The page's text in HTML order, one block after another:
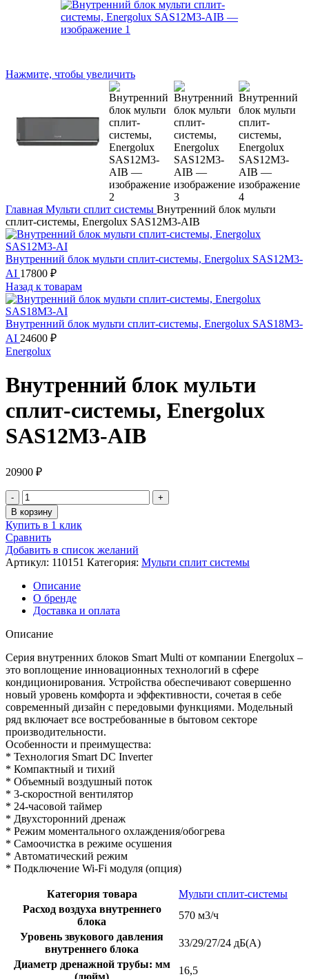
Нажмите, чтобы увеличить
Главная Мульти сплит системы Внутренний блок мульти
сплит-системы, Energolux SAS12M3-AIB
Внутренний блок мульти сплит-системы, Energolux SAS12M3-
AI 17800 ₽
Назад к товарам
Внутренний блок мульти сплит-системы, Energolux SAS18M3-
AI 24600 ₽
Energolux
Внутренний блок мульти
сплит-системы, Energolux
SAS12M3-AIB
20900 ₽
Количество
товара
Внутренний
блок
мульти
сплит-
системы,
Energolux
SAS12M3-
AIB
В корзину
Купить в 1 клик
Сравнить
Добавить в список желаний
Артикул: 110151 Категория: Мульти сплит системы
Описание
О бренде
Доставка и оплата
Описание
Серия внутренних блоков Smart Multi от компании Energolux –
это воплощение инновационных технологий в сфере
кондиционирования. Устройствa обеспечивают совершенно
новый уровень комфорта и эффективности, сочетая в себе
современный дизайн с передовыми функциями. Модельный
ряд включает все востребованные в бытовом секторе
производительности.
Особенности и преимущества:
* Технология Smart DC Inverter
* Компактный и тихий
* Объемный воздушный поток
* 3-скоростной вентилятор
* 24-часовой таймер
* Двухсторонний дренаж
* Режим моментального охлаждения/обогрева
* Самоочистка в режиме осушения
* Автоматический режим
* Подключение Wi-Fi модуля (опция)
Категория товара
Мульти сплит-системы
Расход воздуха внутреннего
блока
570 м3/ч
Уровень звукового давления
внутреннего блока
33/29/27/24 дБ(А)
Диаметр дренажной трубы: мм
(дюйм)
16,5